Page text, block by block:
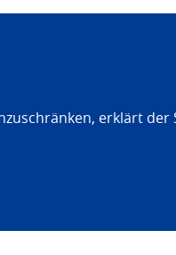
erklärt der